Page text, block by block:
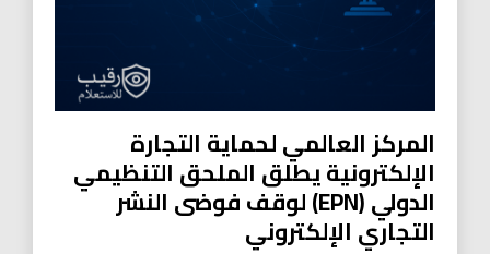
المركز العالمي لحماية التجارة
الإلكترونية يطلق الملحق التنظيمي
الدولي (EPN) لوقف فوضى النشر
التجاري الإلكتروني